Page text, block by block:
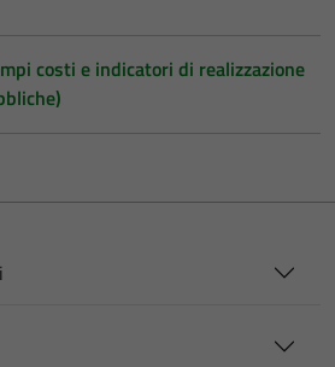
costi e indicatori di realizzazione